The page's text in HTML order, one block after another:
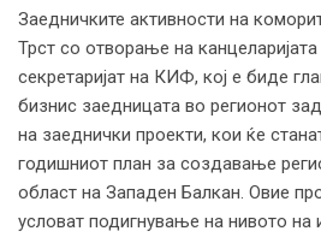
Заедничките активности на
Трст со отворање на канцеларијата
секретаријат на КИФ, кој е биде
бизнис заедницата во регионот
на заеднички проекти, кои ќе
годишниот план за создавање
област на Западен Балкан. Овие
условат подигнување на нивото на